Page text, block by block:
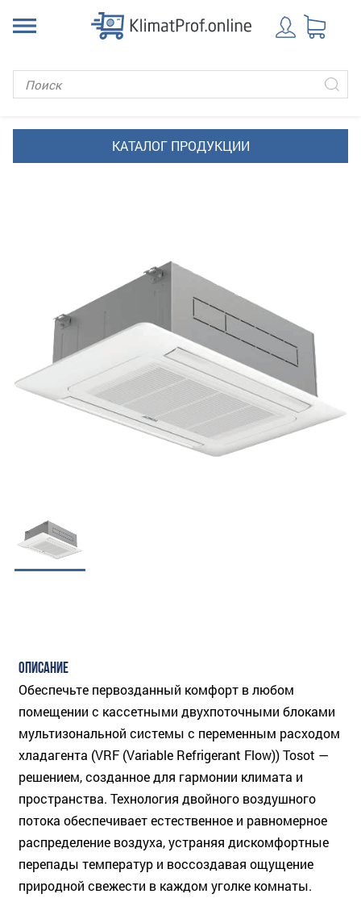
ОПИСАНИЕ
Обеспечьте первозданный комфорт в любом
помещении с кассетными двухпоточными блоками
мультизональной системы с переменным расходом
хладагента (VRF (Variable Refrigerant Flow)) Tosot —
решением, созданное для гармонии климата и
пространства. Технология двойного воздушного
потока обеспечивает естественное и равномерное
распределение воздуха, устраняя дискомфортные
перепады температур и воссоздавая ощущение
природной свежести в каждом уголке комнаты.